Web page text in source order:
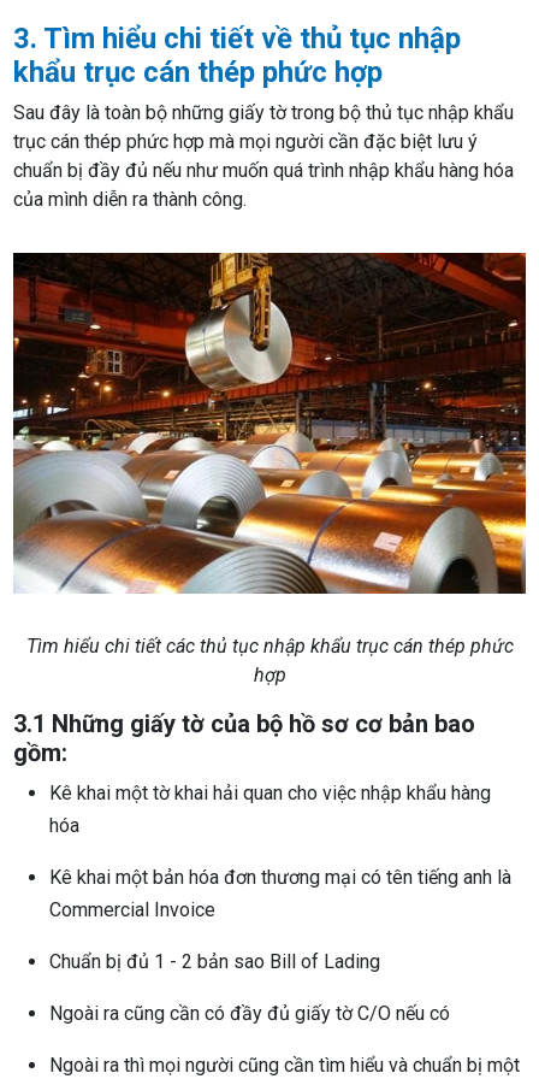
3. Tìm hiểu chi tiết về thủ tục nhập
khẩu trục cán thép phức hợp
Sau đây là toàn bộ những giấy tờ trong bộ thủ tục nhập khẩu
trục cán thép phức hợp mà mọi người cần đặc biệt lưu ý
chuẩn bị đầy đủ nếu như muốn quá trình nhập khẩu hàng hóa
của mình diễn ra thành công.
Tìm hiểu chi tiết các thủ tục nhập khẩu trục cán thép phức
hợp
3.1 Những giấy tờ của bộ hồ sơ cơ bản bao
gồm:
Kê khai một tờ khai hải quan cho việc nhập khẩu hàng
hóa
Kê khai một bản hóa đơn thương mại có tên tiếng anh là
Commercial Invoice
Chuẩn bị đủ 1 - 2 bản sao Bill of Lading
Ngoài ra cũng cần có đầy đủ giấy tờ C/O nếu có
Ngoài ra thì mọi người cũng cần tìm hiểu và chuẩn bị một